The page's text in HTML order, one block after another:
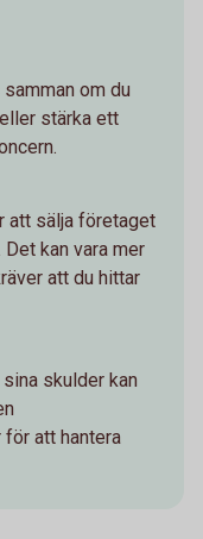
om du
stärka ett
att sälja företaget
kan vara mer
att du hittar
skulder kan
att hantera